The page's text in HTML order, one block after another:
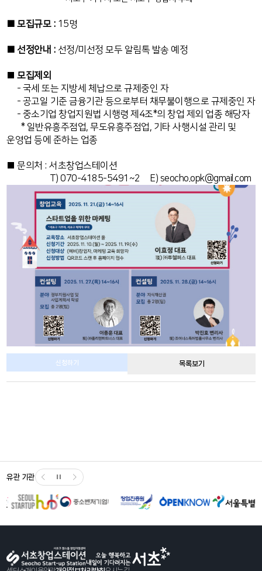
■ 모집규모 : 15명
■ 선정안내 : 선정/미선정 모두 알림톡 발송 예정
■ 모집제외
- 국세 또는 지방세 체납으로 규제중인 자
- 공고일 기준 금융기관 등으로부터 채무불이행으로 규제중인 자
- 중소기업 창업지원법 시행령 제4조*의 창업 제외 업종 해당자
* 일반유흥주점업, 무도유흥주점업, 기타 사행시설 관리 및
운영업 등에 준하는 업종
■ 문의처 : 서초창업스테이션
T) 070-4185-5491~2 E) seocho.opk@gmail.com
유관 기관